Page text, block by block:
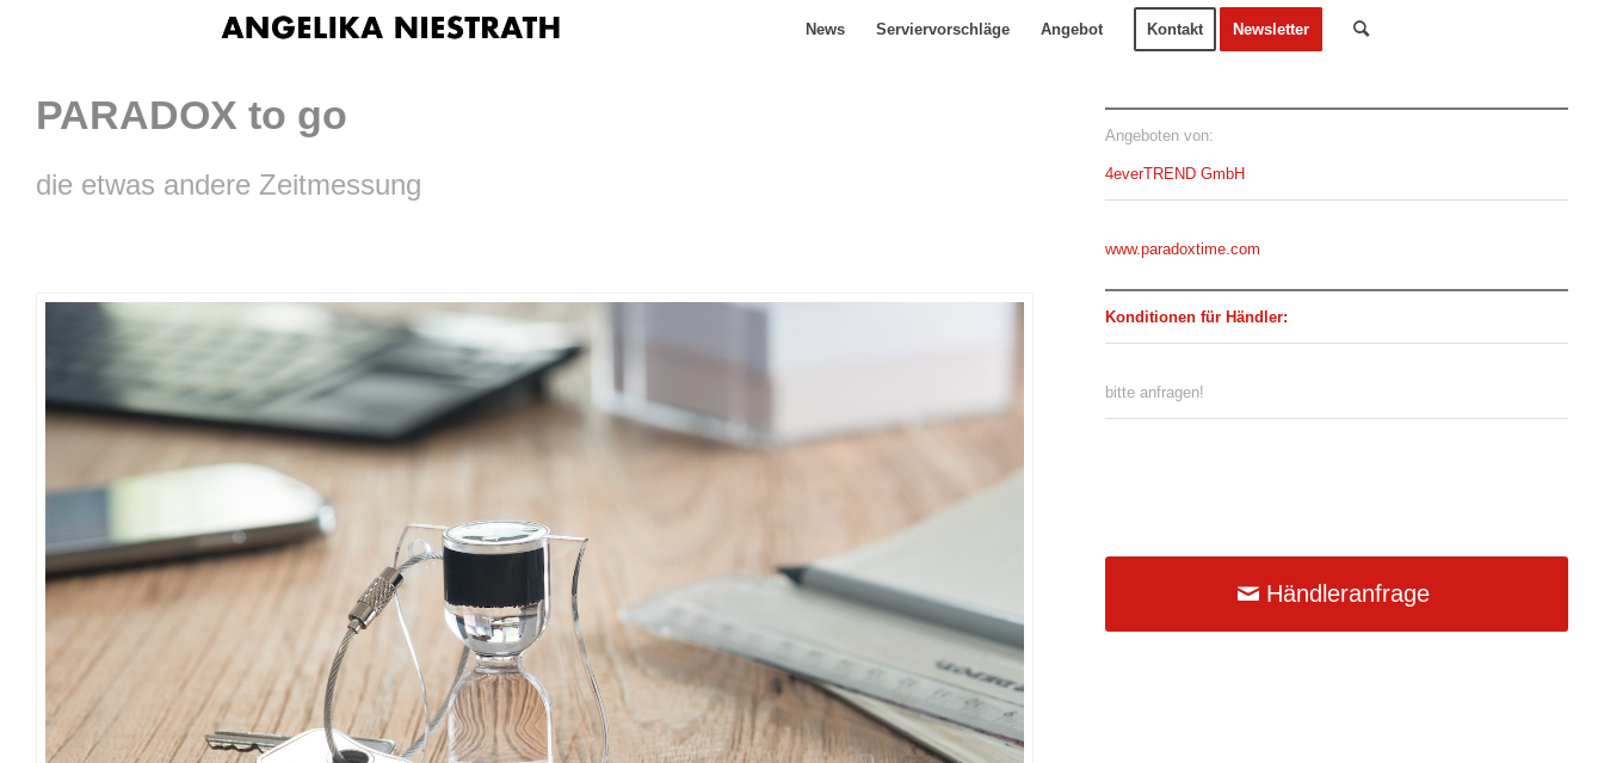
News Serviervorschläge Angebot Kontakt Newsletter
PARADOX to go
die etwas andere Zeitmessung
Angeboten von:
4everTREND GmbH
www.paradoxtime.com
Konditionen für Händler:
bitte anfragen!
Händleranfrage